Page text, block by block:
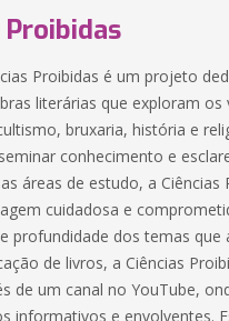
Proibidas
Proibidas é um projeto
literárias que exploram os
bruxaria, história e
conhecimento e
áreas de estudo, a Ciências
cuidadosa e
profundidade dos temas que
de livros, a Ciências
de um canal no YouTube,
informativos e envolventes.